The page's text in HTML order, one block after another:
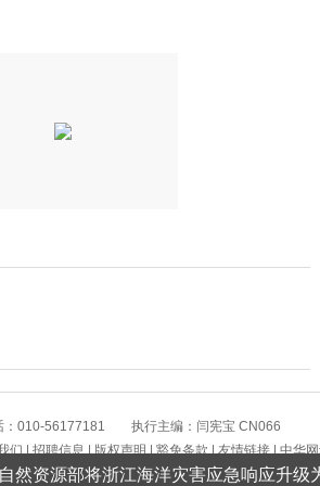
：010-56177181 执行主编：闫宪宝 CN066
们|招聘信息|版权声明|豁免条款|友情链接|中华
版权所有 中华网
自然资源部将浙江海洋灾害应急响应升级